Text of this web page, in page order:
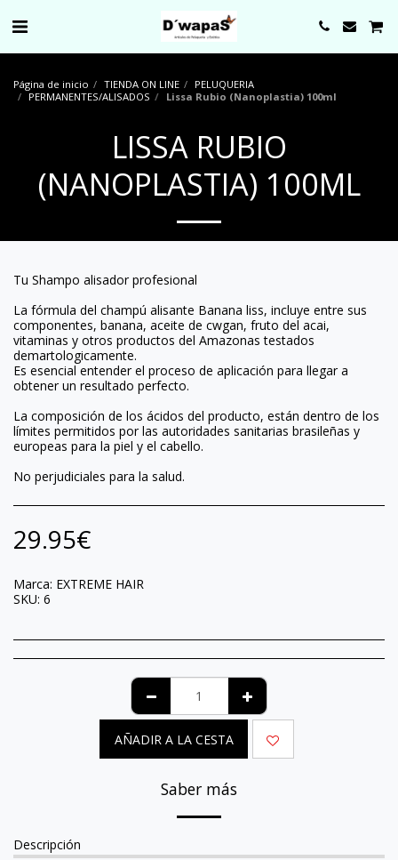
Página de inicio TIENDA ON LINE
PELUQUERIA
PERMANENTES/ALISADOS
Lissa Rubio (Nanoplastia) 100ml
LISSA RUBIO
(NANOPLASTIA) 100ML
Tu Shampo alisador profesional
La fórmula del champú alisante Banana liss, incluye entre sus
componentes, banana, aceite de cwgan, fruto del acai,
vitaminas y otros productos del Amazonas testados
demartologicamente.
Es esencial entender el proceso de aplicación para llegar a
obtener un resultado perfecto.
La composición de los ácidos del producto, están dentro de los
límites permitidos por las autoridades sanitarias brasileñas y
europeas para la piel y el cabello.
No perjudiciales para la salud.
29.95€
Marca: EXTREME HAIR
SKU: 6
AÑADIR A LA CESTA
Saber más
Descripción